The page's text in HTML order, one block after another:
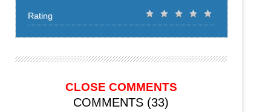
Rating
CLOSE COMMENTS
COMMENTS (33)